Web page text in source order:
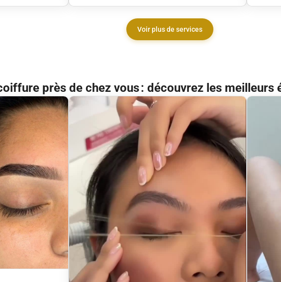
Voir plus de services
près de chez vous : découvrez les meilleurs